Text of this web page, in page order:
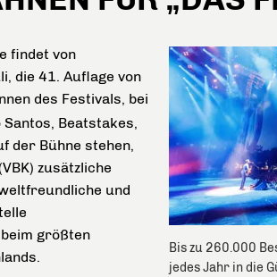
Bis zu 260.000
jedes Jahr in die
findet von
die 41. Auflage von
des Festivals, bei
Beatstakes,
der Bühne stehen,
zusätzliche
und
größten